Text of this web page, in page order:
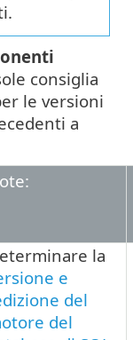
consiglia
le versioni
a
la
e
del
del